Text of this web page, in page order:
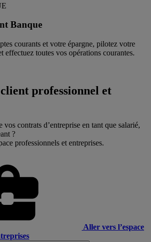
Banque
courants et votre épargne, pilotez votre
effectuez toutes vos opérations courantes.
professionnel et
vos contrats d’entreprise en tant que salarié,
?
professionnels et entreprises.
Aller vers l’espace